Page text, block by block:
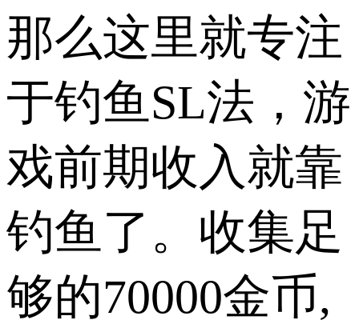
那么这里就专注
于钓鱼SL法，游
戏前期收入就靠
钓鱼了。收集足
够的70000金币,